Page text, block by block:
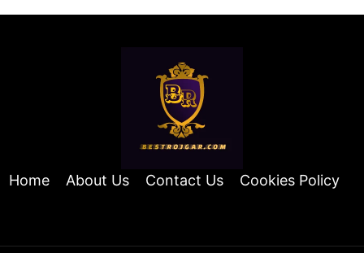
Home About Us Contact Us Cookies Policy